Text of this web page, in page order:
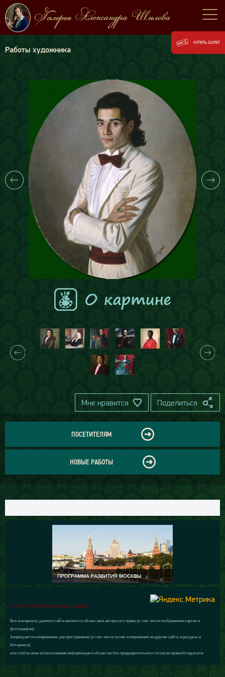
Работы художника
Мне нравится Поделиться
ПОСЕТИТЕЛЯМ
НОВЫЕ РАБОТЫ
© 2015 Галерея Александра Шилова
Все материалы данного сайта являются объектами авторского права (в том числе изображения картин и
фотографии).
Запрещается копирование, распространение (в том числе путем копирования на другие сайты и ресурсы в
Интернете)
или любое иное использование информации и объектов без предварительного согласия правообладателя.
КУПИТЬ БИЛЕТ